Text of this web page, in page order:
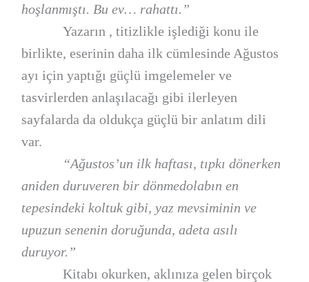
hoşlanmıştı. Bu ev… rahattı.”
Yazarın , titizlikle işlediği konu ile
birlikte, eserinin daha ilk cümlesinde Ağustos
ayı için yaptığı güçlü imgelemeler ve
tasvirlerden anlaşılacağı gibi ilerleyen
sayfalarda da oldukça güçlü bir anlatım dili
var.
“Ağustos’un ilk haftası, tıpkı dönerken
aniden duruveren bir dönmedolabın en
tepesindeki koltuk gibi, yaz mevsiminin ve
upuzun senenin doruğunda, adeta asılı
duruyor.”
Kitabı okurken, aklınıza gelen birçok